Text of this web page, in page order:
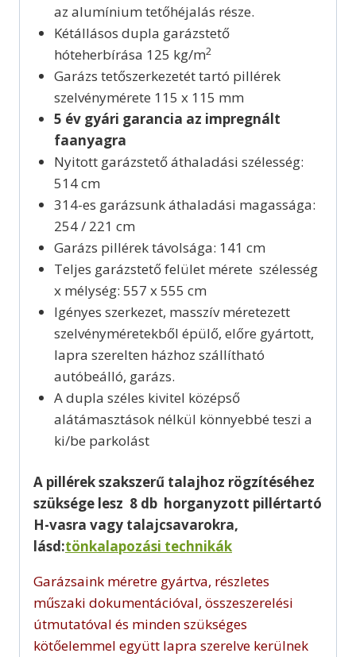
az alumínium tetőhéjalás része.
Kétállásos dupla garázstető
hóteherbírása 125 kg/m2
Garázs tetőszerkezetét tartó pillérek
szelvénymérete 115 x 115 mm
5 év gyári garancia az impregnált
faanyagra
Nyitott garázstető áthaladási szélesség:
514 cm
314-es garázsunk áthaladási magassága:
254 / 221 cm
Garázs pillérek távolsága: 141 cm
Teljes garázstető felület mérete szélesség
x mélység: 557 x 555 cm
Igényes szerkezet, masszív méretezett
szelvényméretekből épülő, előre gyártott,
lapra szerelten házhoz szállítható
autóbeálló, garázs.
A dupla széles kivitel középső
alátámasztások nélkül könnyebbé teszi a
ki/be parkolást
A pillérek szakszerű talajhoz rögzítéséhez
szüksége lesz 8 db horganyzott pillértartó
H-vasra vagy talajcsavarokra,
lásd:tönkalapozási technikák
Garázsaink méretre gyártva, részletes
műszaki dokumentációval, összeszerelési
útmutatóval és minden szükséges
kötőelemmel együtt lapra szerelve kerülnek